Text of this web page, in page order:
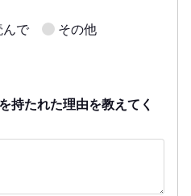
んで
その他
持たれた理由を教えてく